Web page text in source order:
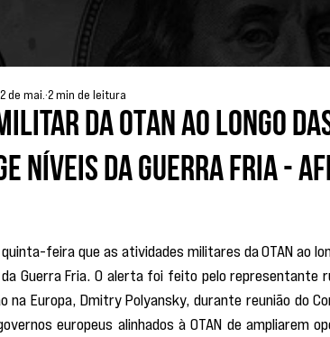
da OTAN ao longo
níveis da Guerra Fria -
de mai.2 min de leitura
feira que as atividades militares da OTAN ao
Guerra Fria. O alerta foi feito pelo representante
na Europa, Dmitry Polyansky, durante reunião do
europeus alinhados à OTAN de ampliarem